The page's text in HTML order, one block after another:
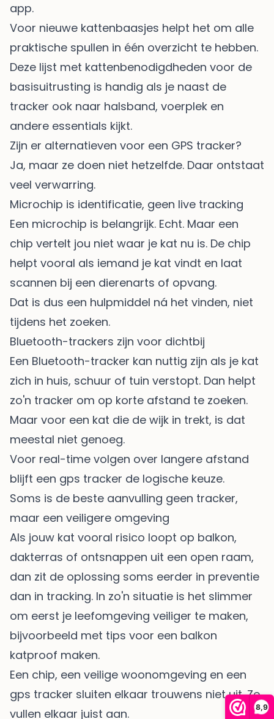
8,9
app.
Voor nieuwe kattenbaasjes helpt het om alle
praktische spullen in één overzicht te hebben.
Deze lijst met kattenbenodigdheden voor de
basisuitrusting is handig als je naast de
tracker ook naar halsband, voerplek en
andere essentials kijkt.
Zijn er alternatieven voor een GPS tracker?
Ja, maar ze doen niet hetzelfde. Daar ontstaat
veel verwarring.
Microchip is identificatie, geen live tracking
Een microchip is belangrijk. Echt. Maar een
chip vertelt jou niet waar je kat nu is. De chip
helpt vooral als iemand je kat vindt en laat
scannen bij een dierenarts of opvang.
Dat is dus een hulpmiddel ná het vinden, niet
tijdens het zoeken.
Bluetooth-trackers zijn voor dichtbij
Een Bluetooth-tracker kan nuttig zijn als je kat
zich in huis, schuur of tuin verstopt. Dan helpt
zo'n tracker om op korte afstand te zoeken.
Maar voor een kat die de wijk in trekt, is dat
meestal niet genoeg.
Voor real-time volgen over langere afstand
blijft een gps tracker de logische keuze.
Soms is de beste aanvulling geen tracker,
maar een veiligere omgeving
Als jouw kat vooral risico loopt op balkon,
dakterras of ontsnappen uit een open raam,
dan zit de oplossing soms eerder in preventie
dan in tracking. In zo'n situatie is het slimmer
om eerst je leefomgeving veiliger te maken,
bijvoorbeeld met tips voor een balkon
katproof maken.
Een chip, een veilige woonomgeving en een
gps tracker sluiten elkaar trouwens niet uit. Ze
vullen elkaar juist aan.